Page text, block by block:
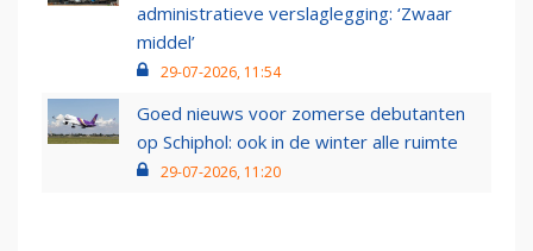
administratieve verslaglegging: ‘Zwaar
middel’
29-07-2026, 11:54
Goed nieuws voor zomerse debutanten
op Schiphol: ook in de winter alle ruimte
29-07-2026, 11:20